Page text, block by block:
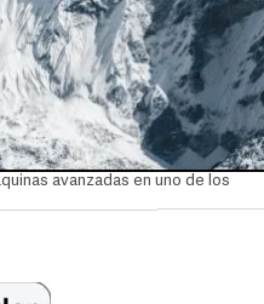
avanzadas en uno de los